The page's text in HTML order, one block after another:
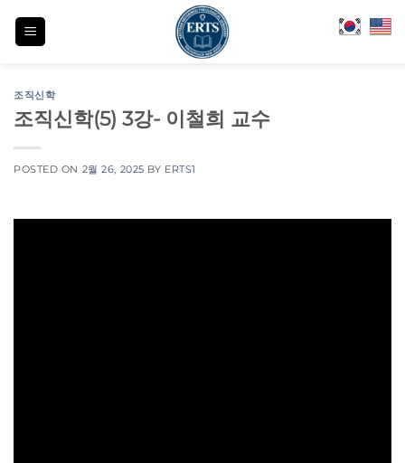
조직신학
조직신학(5) 3강- 이철희 교수
POSTED ON 2월 26, 2025 BY ERTS1